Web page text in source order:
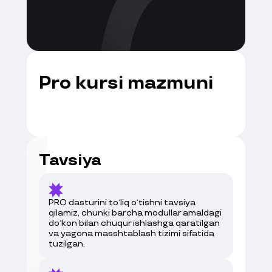
Modul 1
Do‘konning asosiy ko‘rsatkichlarini o‘qishni
va savdolarda aslida nima bo‘layotganini
tushunishni o‘rgatamiz.
aylanmani oshirish uchun o‘sish
Pro kursi mazmuni
Tavsiya
PRO dasturini to‘liq o‘tishni tavsiya
qilamiz, chunki barcha modullar amaldagi
do‘kon bilan chuqur ishlashga qaratilgan
va yagona masshtablash tizimi sifatida
tuzilgan.